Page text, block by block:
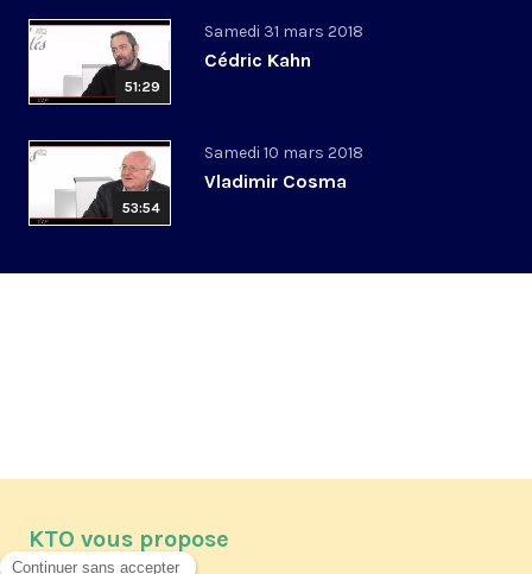
51:29
Samedi 31 mars 2018
Cédric Kahn
53:54
Samedi 10 mars 2018
Vladimir Cosma
KTO vous propose